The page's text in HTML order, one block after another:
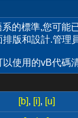
的標準,您可能
版和設計.管理
使用的vB代碼
[b], [i], [u]